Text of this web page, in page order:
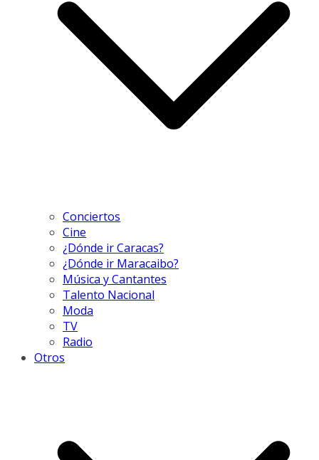
Conciertos
Cine
¿Dónde ir Caracas?
¿Dónde ir Maracaibo?
Música y Cantantes
Talento Nacional
Moda
TV
Radio
Otros